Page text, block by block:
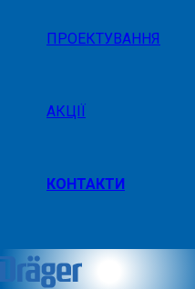
ПРОЕКТУВАННЯ
АКЦІЇ
КОНТАКТИ